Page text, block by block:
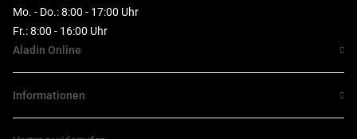
Mo. - Do.: 8:00 - 17:00 Uhr
Fr.: 8:00 - 16:00 Uhr
Aladin Online
Informationen